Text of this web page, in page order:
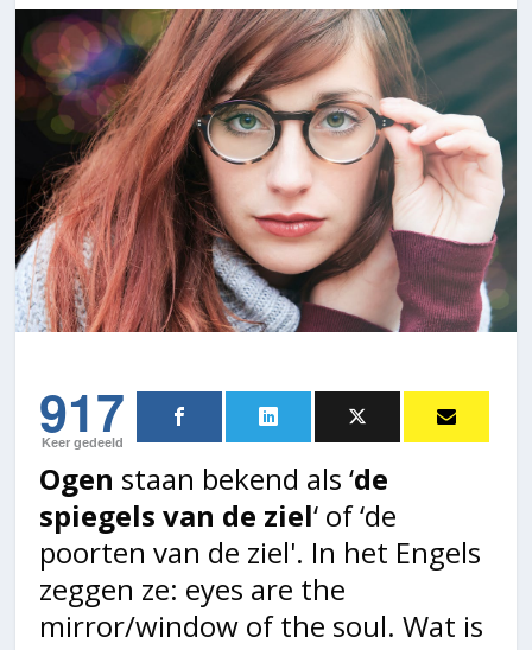
917
Keer gedeeld
Ogen staan bekend als ‘de
spiegels van de ziel‘ of ‘de
poorten van de ziel'. In het Engels
zeggen ze: eyes are the
mirror/window of the soul. Wat is